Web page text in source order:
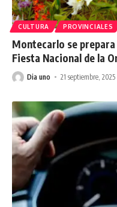
CULTURA PROVINCIALES
Montecarlo se
Fiesta Nacional de la
Dia uno 21 septiembre, 2025